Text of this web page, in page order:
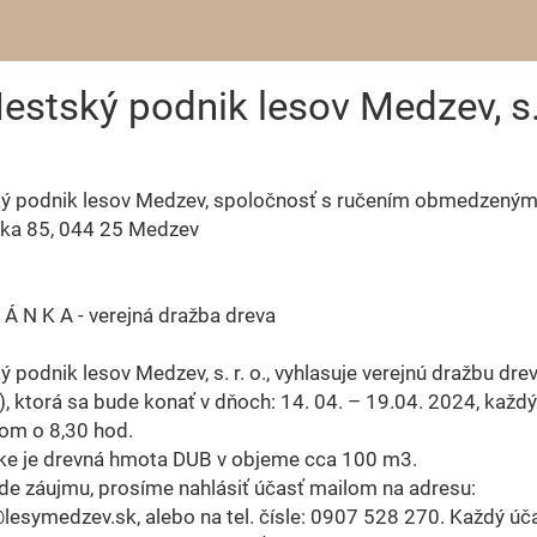
podnik lesov Medzev,
podnik lesov Medzev, spoločnosť s ručením
85, 044 25 Medzev
Á N K A - verejná dražba dreva
podnik lesov Medzev, s. r. o., vyhlasuje verejnú dražbu
ktorá sa bude konať v dňoch: 14. 04. – 19.04. 2024,
o 8,30 hod.
je drevná hmota DUB v objeme cca 100 m3.
záujmu, prosíme nahlásiť účasť mailom na adresu:
alebo na tel. čísle: 0907 528 270. Každý